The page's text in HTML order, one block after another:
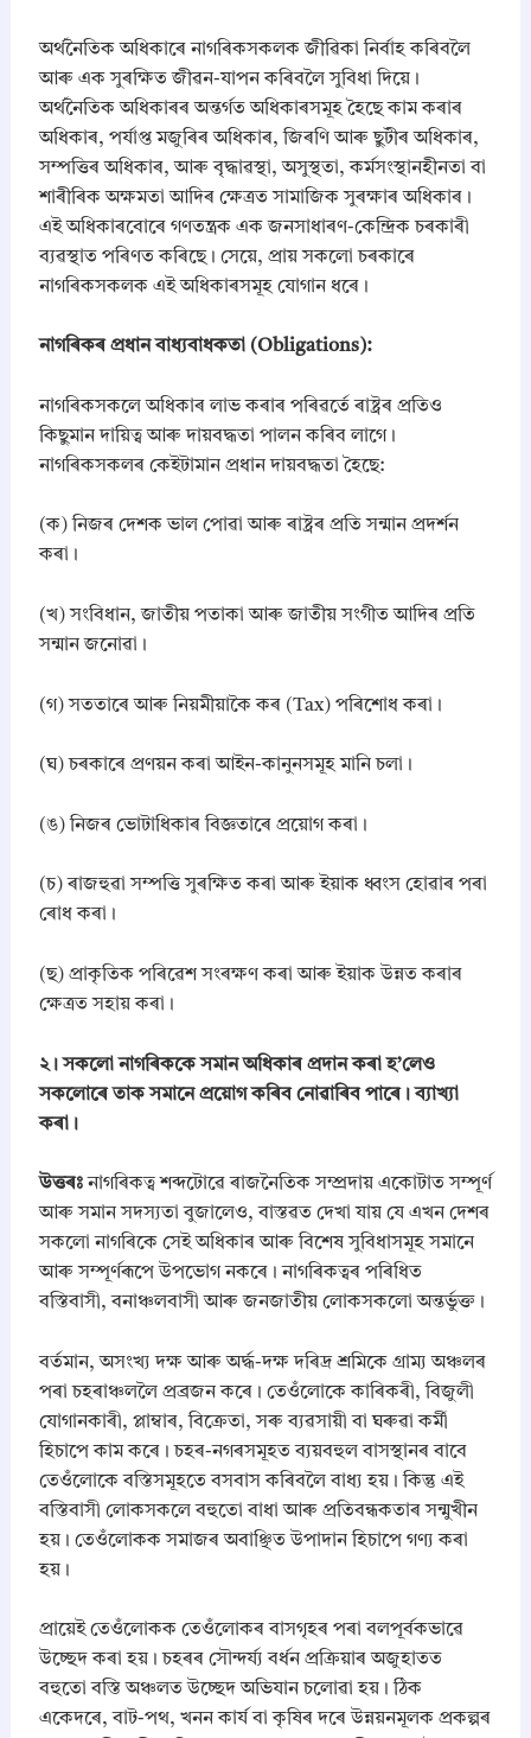
e
d
u
m
C
h
p
t
e
w
s
e
o
u
n
s
F
u
t
t
অৰ্থনৈতিক অধিকাৰে নাগৰিকসকলক জীৱিকা নিৰ্বাহ কৰিবলৈ
আৰু এক সুৰক্ষিত জীৱন-যাপন কৰিবলৈ সুবিধা দিয়ে।
অৰ্থনৈতিক অধিকাৰৰ অন্তৰ্গত অধিকাৰসমূহ হৈছে কাম কৰাৰ
অধিকাৰ, পৰ্যাপ্ত মজুৰিৰ অধিকাৰ, জিৰণি আৰু ছুটীৰ অধিকাৰ,
সম্পত্তিৰ অধিকাৰ, আৰু বৃদ্ধাৱস্থা, অসুস্থতা, কৰ্মসংস্থানহীনতা বা
শাৰীৰিক অক্ষমতা আদিৰ ক্ষেত্ৰত সামাজিক সুৰক্ষাৰ অধিকাৰ।
এই অধিকাৰবোৰে গণতন্ত্ৰক এক জনসাধাৰণ-কেন্দ্ৰিক চৰকাৰী
ব্যৱস্থাত পৰিণত কৰিছে। সেয়ে, প্ৰায় সকলো চৰকাৰে
নাগৰিকসকলক এই অধিকাৰসমূহ যোগান ধৰে।
​নাগৰিকৰ প্ৰধান বাধ্যবাধকতা (Obligations):
নাগৰিকসকলে অধিকাৰ লাভ কৰাৰ পৰিৱৰ্তে ৰাষ্ট্ৰৰ প্ৰতিও
কিছুমান দায়িত্ব আৰু দায়বদ্ধতা পালন কৰিব লাগে।
নাগৰিকসকলৰ কেইটামান প্ৰধান দায়বদ্ধতা হৈছে:
(ক) নিজৰ দেশক ভাল পোৱা আৰু ৰাষ্ট্ৰৰ প্ৰতি সন্মান প্ৰদৰ্শন
কৰা।
(খ) সংবিধান, জাতীয় পতাকা আৰু জাতীয় সংগীত আদিৰ প্ৰতি
সন্মান জনোৱা।
(গ) সততাৰে আৰু নিয়মীয়াকৈ কৰ (Tax) পৰিশোধ কৰা।
(ঘ) চৰকাৰে প্ৰণয়ন কৰা আইন-কানুনসমূহ মানি চলা।
(ঙ) নিজৰ ভোটাধিকাৰ বিজ্ঞতাৰে প্ৰয়োগ কৰা।
(চ) ৰাজহুৱা সম্পত্তি সুৰক্ষিত কৰা আৰু ইয়াক ধ্বংস হোৱাৰ পৰা
ৰোধ কৰা।
(ছ) প্ৰাকৃতিক পৰিৱেশ সংৰক্ষণ কৰা আৰু ইয়াক উন্নত কৰাৰ
ক্ষেত্ৰত সহায় কৰা।
​২। সকলো নাগৰিককে সমান অধিকাৰ প্ৰদান কৰা হ’লেও
সকলোৰে তাক সমানে প্ৰয়োগ কৰিব নোৱাৰিব পাৰে। ব্যাখ্যা
কৰা।
উত্তৰঃনাগৰিকত্ব শব্দটোৱে ৰাজনৈতিক সম্প্ৰদায় একোটাত সম্পূৰ্ণ
আৰু সমান সদস্যতা বুজালেও, বাস্তৱত দেখা যায় যে এখন দেশৰ
সকলো নাগৰিকে সেই অধিকাৰ আৰু বিশেষ সুবিধাসমূহ সমানে
আৰু সম্পূৰ্ণৰূপে উপভোগ নকৰে। নাগৰিকত্বৰ পৰিধিত
বস্তিবাসী, বনাঞ্চলবাসী আৰু জনজাতীয় লোকসকলো অন্তৰ্ভুক্ত।
​বৰ্তমান, অসংখ্য দক্ষ আৰু অৰ্দ্ধ-দক্ষ দৰিদ্ৰ শ্ৰমিকে গ্ৰাম্য অঞ্চলৰ
পৰা চহৰাঞ্চললৈ প্ৰব্ৰজন কৰে। তেওঁলোকে কাৰিকৰী, বিজুলী
যোগানকাৰী, প্লাম্বাৰ, বিক্ৰেতা, সৰু ব্যৱসায়ী বা ঘৰুৱা কৰ্মী
হিচাপে কাম কৰে। চহৰ-নগৰসমূহত ব্যয়বহুল বাসস্থানৰ বাবে
তেওঁলোকে বস্তিসমূহতে বসবাস কৰিবলৈ বাধ্য হয়। কিন্তু এই
বস্তিবাসী লোকসকলে বহুতো বাধা আৰু প্ৰতিবন্ধকতাৰ সন্মুখীন
হয়। তেওঁলোকক সমাজৰ অবাঞ্ছিত উপাদান হিচাপে গণ্য কৰা
হয়।
​প্ৰায়েই তেওঁলোকক তেওঁলোকৰ বাসগৃহৰ পৰা বলপূৰ্বকভাৱে
উচ্ছেদ কৰা হয়। চহৰৰ সৌন্দৰ্য্য বৰ্ধন প্ৰক্ৰিয়াৰ অজুহাতত
বহুতো বস্তি অঞ্চলত উচ্ছেদ অভিযান চলোৱা হয়। ঠিক
একেদৰে, বাট-পথ, খনন কাৰ্য বা কৃষিৰ দৰে উন্নয়নমূলক প্ৰকল্পৰ